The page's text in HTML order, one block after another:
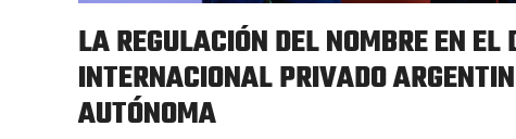
LA REGULACIÓN DEL NOMBRE EN EL
INTERNACIONAL PRIVADO
AUTÓNOMA